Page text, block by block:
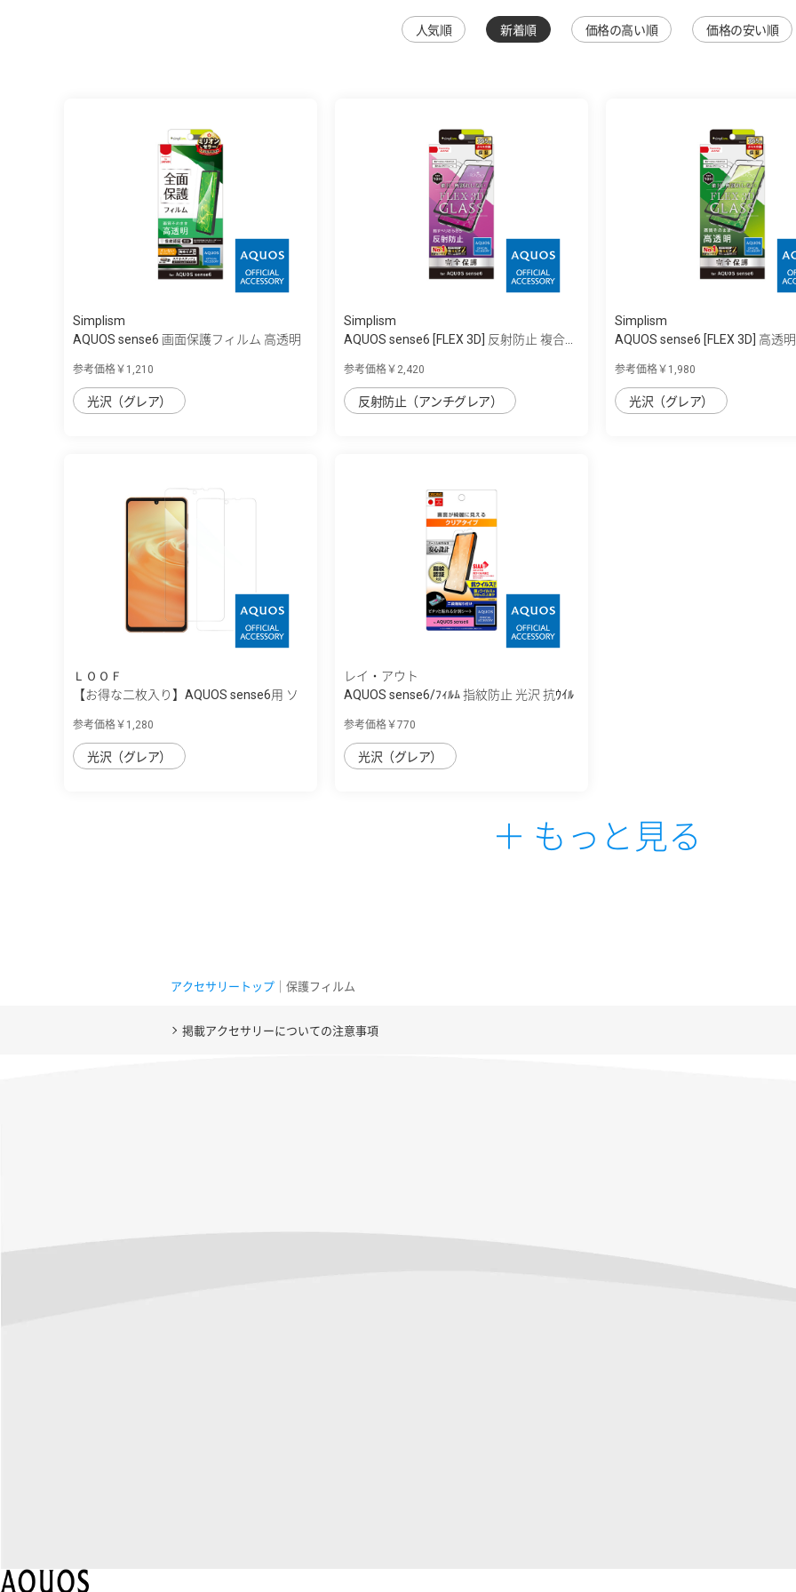
人気順 新着順 価格の高い順 価格の安い順
Simplism
AQUOS sense6 画面保護フィルム 高透明
参考価格￥1,210
光沢（グレア）
Simplism
AQUOS sense6 [FLEX 3D] 反射防止 複合...
参考価格￥2,420
反射防止（アンチグレア）
Simplism
AQUOS sense6 [FLEX 3D] 高透明
参考価格￥1,980
光沢（グレア）
ＬＯＯＦ
【お得な二枚入り】AQUOS sense6用 ソ
参考価格￥1,280
光沢（グレア）
レイ・アウト
AQUOS sense6/ﾌｨﾙﾑ 指紋防止 光沢 抗ｳｲﾙ
参考価格￥770
光沢（グレア）
＋ もっと見る
アクセサリートップ ｜保護フィルム
掲載アクセサリーについての注意事項